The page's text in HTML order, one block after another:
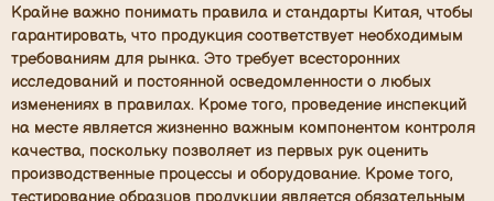
Крайне важно понимать правила и стандарты Китая, чтобы
гарантировать, что продукция соответствует необходимым
требованиям для рынка. Это требует всесторонних
исследований и постоянной осведомленности о любых
изменениях в правилах. Кроме того, проведение инспекций
на месте является жизненно важным компонентом контроля
качества, поскольку позволяет из первых рук оценить
производственные процессы и оборудование. Кроме того,
тестирование образцов продукции является обязательным